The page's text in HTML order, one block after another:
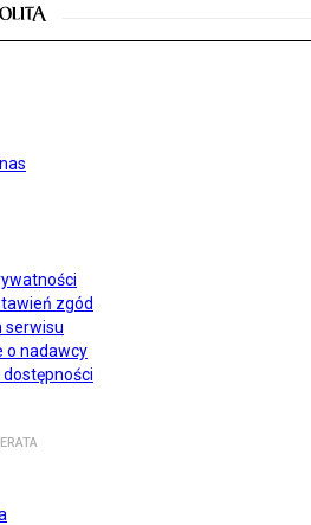
zgód
serwisu
o nadawcy
dostępności